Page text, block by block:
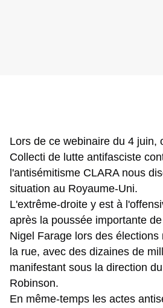
Lors de ce webinaire du 4 juin,
Collecti de lutte antifasciste
l'antisémitisme CLARA nous
situation au Royaume-Uni.
L'extrême-droite y est à
après la poussée importante
Nigel Farage lors des
la rue, avec des dizaines de
manifestant sous la direction
Robinson.
En même-temps les actes